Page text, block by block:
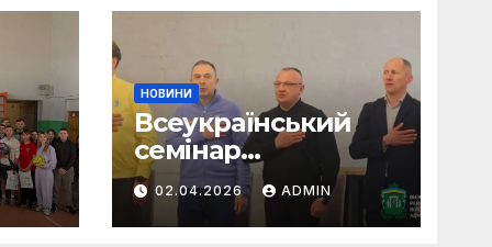
НОВИНИ
Всеукраїнський
семінар
Національного
олімпійського
комітету
02.04.2026 ADMIN